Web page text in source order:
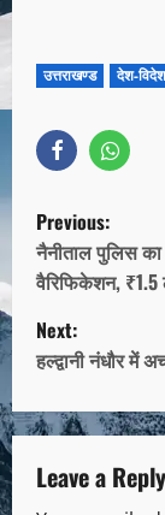
उत्तराखण्ड देश-
Previous:
नैनीताल पुलिस का
वैरिफिकेशन, ₹1.5
Next:
हल्द्वानी नंधौर में
Leave a Reply